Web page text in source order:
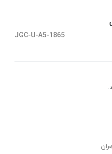
JGC-U-A5-1865